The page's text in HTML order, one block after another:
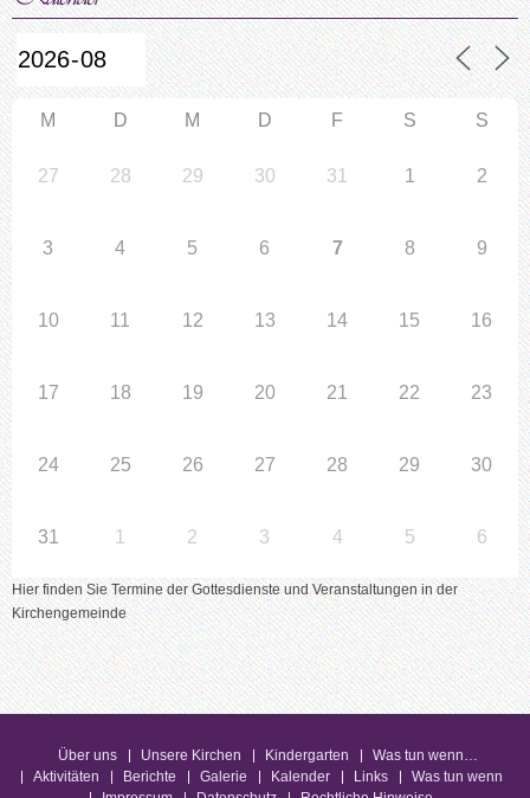
M D M D F S S
27 28 29 30 31 1 2
3 4 5 6 7 8 9
10 11 12 13 14 15 16
17 18 19 20 21 22 23
24 25 26 27 28 29 30
31 1 2 3 4 5 6
Hier finden Sie Termine der Gottesdienste und Veranstaltungen in der
Kirchengemeinde
Über uns Unsere Kirchen Kindergarten
Was tun wenn…
Aktivitäten
Berichte Galerie Kalender Links
Was tun wenn